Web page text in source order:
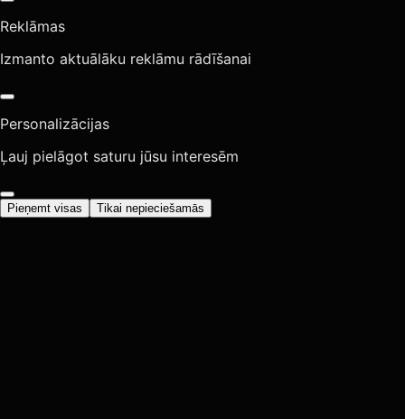
Reklāmas
Izmanto aktuālāku reklāmu rādīšanai
Personalizācijas
Ļauj pielāgot saturu jūsu interesēm
Pieņemt visas Tikai nepieciešamās